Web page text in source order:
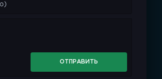
ОТПРАВИТЬ